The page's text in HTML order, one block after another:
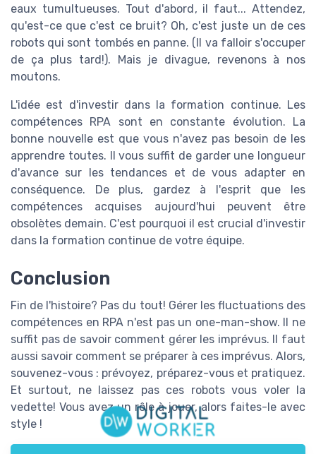
eaux tumultueuses. Tout d'abord, il faut... Attendez,
qu'est-ce que c'est ce bruit? Oh, c'est juste un de ces
robots qui sont tombés en panne. (Il va falloir s'occuper
de ça plus tard!). Mais je divague, revenons à nos
moutons.
L'idée est d'investir dans la formation continue. Les
compétences RPA sont en constante évolution. La
bonne nouvelle est que vous n'avez pas besoin de les
apprendre toutes. Il vous suffit de garder une longueur
d'avance sur les tendances et de vous adapter en
conséquence. De plus, gardez à l'esprit que les
compétences acquises aujourd'hui peuvent être
obsolètes demain. C'est pourquoi il est crucial d'investir
dans la formation continue de votre équipe.
Conclusion
Fin de l'histoire? Pas du tout! Gérer les fluctuations des
compétences en RPA n'est pas un one-man-show. Il ne
suffit pas de savoir comment gérer les imprévus. Il faut
aussi savoir comment se préparer à ces imprévus. Alors,
souvenez-vous : prévoyez, préparez-vous et pratiquez.
Et surtout, ne laissez pas ces robots vous voler la
vedette! Vous avez un rôle à jouer, alors faites-le avec
style !